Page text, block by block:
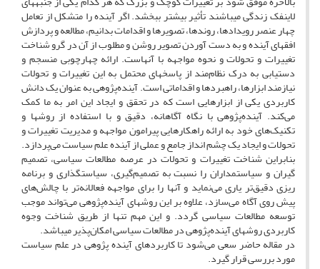
لاینفک زندگی می‎باشند تأثیر بیشتر ببخشد. اگر آینده را متشکل از تعامل
چهار عنصر رویدادها، روندها، تصویرها و اقدامات بدانیم، مطالعه و پردازش
افق‎های آینده و به دست آوردن تصویر روشن و مطلوب از آن در گرو شناخت
تغییرات و تحولات و نحوه مواجهه با آنهاست. ارائه چهارچوبی منسجم و
دستیابی به درک نظام‌مند از پاسخ‎های محتمل به این تغییرات و تحولات
نیازمند ابزارها، راهبردها و اقداماتی است. آینده‌پژوهی به عنوان یک دانش
کاربردی یکی از ابزارهایی است که در تحقق و ایجاد این امر به ما کمک
می‌کند. آینده‌پژوهی با نگاه آگاهانه، دقیق و با استفاده از روشها و
تکنیک‌های خود به ارائه راهکارهایی پیرامون مواجهه و مدیریت تغییرات و
تحولات و ایجاد یک چشم انداز جامع و عملی از آینده علم سیاست می‌پردازد.
بنابراین شناخت تغییرات و تحولات در عرصه مطالعات سیاسی، تصمیم
گیران و سیاستمداران را نسبت به تصمیم‌گیری، سیاستگذاری و برنامه
ریزی دقیق‌تر یاری می‌نماید و آنها را برای مواجهه فعالانه‌تر با چالش‌های
پیش روی آگاه می‌سازد، علاوه بر این روشهای آینده‌پژوهی می‌تواند موجب
توسعه مطالعات سیاسی گردد. و این مهم تنها از طریق شناخت وجوه
کاربردی روشهای آینده‌پژوهی در مطالعات سیاسی امکان‌پذیر می‎باشد.
در مقاله حاضر سعی می‌شود تا کاربردهای آینده پژوهی در علم سیاست
مورد بررسی قرار گیرد.